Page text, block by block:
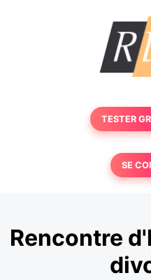
TESTER
SE
Rencontre